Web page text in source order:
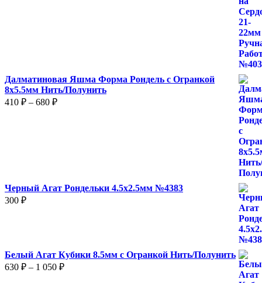
Далматиновая Яшма Форма Рондель с Огранкой
8х5.5мм Нить/Полунить
410 ₽ – 680 ₽Диапазон
Черный Агат Рондельки 4.5х2.5мм №4383
300 ₽
Белый Агат Кубики 8.5мм с Огранкой Нить/Полунить
630 ₽ – 1 050 ₽Диапазон